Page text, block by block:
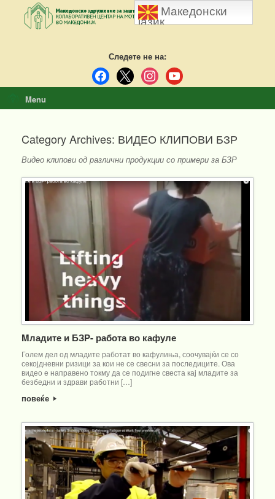
content
Следете не на:
facebook
x instagramyoutube
Menu
Category Archives: ВИДЕО КЛИПОВИ БЗР
Видео клипови од различни продукции со примери за БЗР
Mладите и БЗР- работа во кафуле
Голем дел од младите работат во кафулиња, соочувајќи се со
секојдневни ризици за кои не се свесни за последиците. Ова
видео е направено токму да се подигне свеста кај младите за
безбедни и здрави работни […]
повеќе
Македонски
јазик